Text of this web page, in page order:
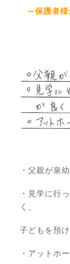
～保護者
・父親が泉
・見学に行
く、
子どもを預
・アットホ